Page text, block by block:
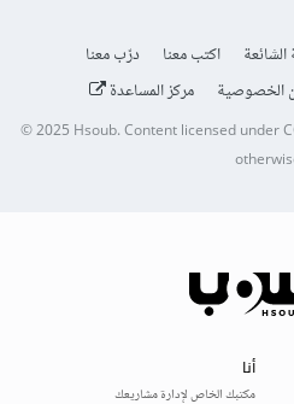
الشائعة اكتب معنا
درّب معنا
الخصوصية مركز المساعدة
© 2025 Hsoub.Content licensed under